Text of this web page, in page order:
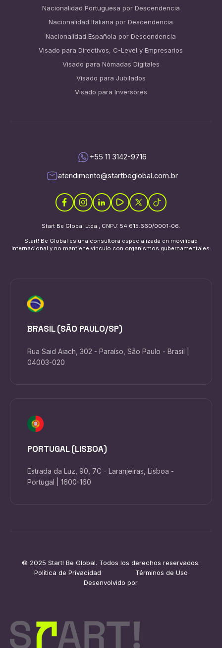
Nacionalidad Portuguesa por Descendencia
Nacionalidad Italiana por Descendencia
Nacionalidad Española por Descendencia
Visado para Directivos, C-Level y Empresarios
Visado para Nómadas Digitales
Visado para Jubilados
Visado para Inversores
+55 11 3142-9716
atendimento@startbeglobal.com.br
Start Be Global Ltda., CNPJ: 54.615.660/0001-06.
Start! Be Global es una consultora especializada en movilidad
internacional y no mantiene vínculo con organismos gubernamentales.
BRASIL (SÃO PAULO/SP)
Rua Said Aiach, 302 - Paraíso, São Paulo - Brasil |
04003-020
PORTUGAL (LISBOA)
Estrada da Luz, 90, 7C - Laranjeiras, Lisboa -
Portugal | 1600-160
© 2025 Start! Be Global. Todos los derechos reservados.
Política de Privacidad
Términos de Uso
Desenvolvido por